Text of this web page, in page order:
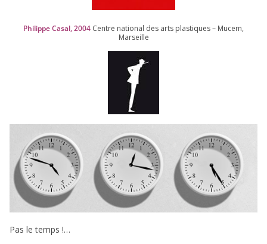
Philippe Casal,2004 Centre natio­nal des arts plas­tiques – Mucem,
Marseille
Pas le temps !…